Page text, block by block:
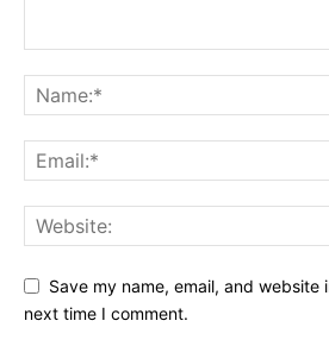
Save my name, email, and website
next time I comment.